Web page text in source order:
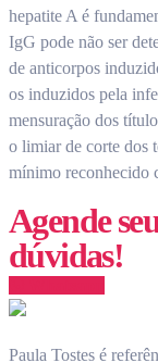
hepatite A é
IgG pode não ser
de anticorpos
os induzidos pela
mensuração dos
o limiar de corte dos
mínimo reconhecido
Agende
dúvidas!
Paula Tostes é